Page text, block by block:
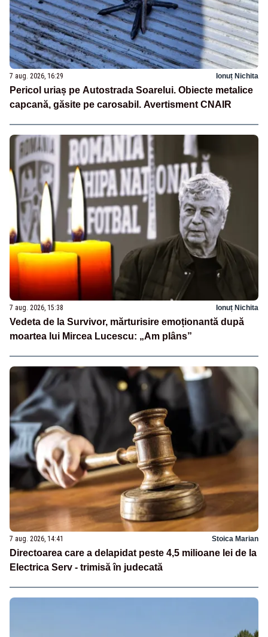
7 aug. 2026, 16:29 Ionuț Nichita
Pericol uriaș pe Autostrada Soarelui. Obiecte metalice
capcană, găsite pe carosabil. Avertisment CNAIR
7 aug. 2026, 15:38 Ionuț Nichita
Vedeta de la Survivor, mărturisire emoționantă după
moartea lui Mircea Lucescu: „Am plâns”
7 aug. 2026, 14:41 Stoica Marian
Directoarea care a delapidat peste 4,5 milioane lei de la
Electrica Serv - trimisă în judecată